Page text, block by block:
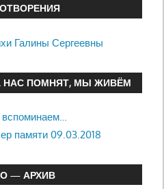
Галины Сергеевны
НАС ПОМНЯТ, МЫ ЖИВЁМ
памяти 09.03.2018
— АРХИВ